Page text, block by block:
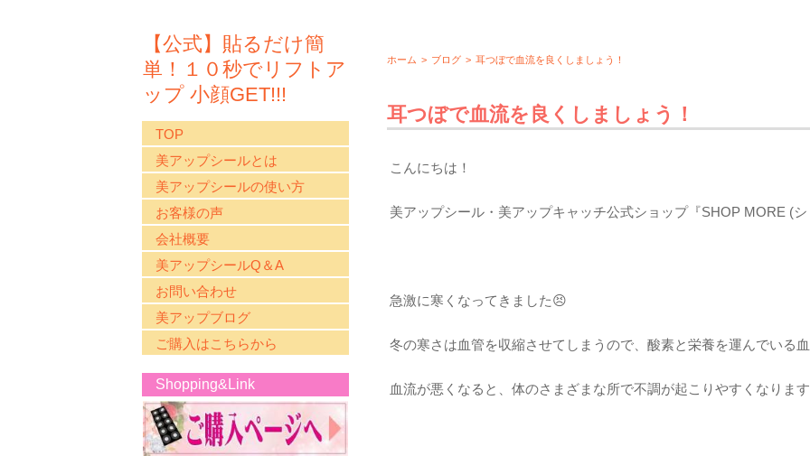
【公式】貼るだけ簡
単！１０秒でリフトア
ップ 小顔GET!!!
TOP
美アップシールとは
美アップシールの使い方
お客様の声
会社概要
美アップシールQ＆A
お問い合わせ
美アップブログ
ご購入はこちらから
Shopping&Link
ホーム > ブログ > 耳つぼで血流を良くしましょう！
耳つぼで血流を良くしましょう！
こんにちは！
美アップシール・美アップキャッチ公式ショップ『SHOP MORE (
急激に寒くなってきました😣
冬の寒さは血管を収縮させてしまうので、酸素と栄養を運んでいる
血流が悪くなると、体のさまざまな所で不調が起こりやすくなりま